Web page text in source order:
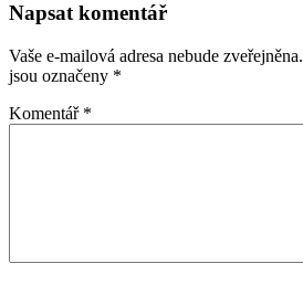
Napsat komentář
Vaše e-mailová adresa nebude zveřejněna.
jsou označeny *
Komentář *